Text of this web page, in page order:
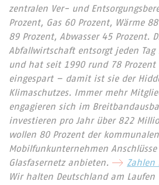
zentralen Ver- und
Prozent, Gas 60 Prozent, Wärme
89 Prozent, Abwasser 45 Prozent.
Abfallwirtschaft entsorgt jeden Tag
und hat seit 1990 rund 78 Prozent
eingespart – damit ist sie der
Klimaschutzes. Immer mehr
engagieren sich im
investieren pro Jahr über 822
wollen 80 Prozent der
Mobilfunkunternehmen
Glasfasernetz anbieten.
Zahlen
Wir halten Deutschland am